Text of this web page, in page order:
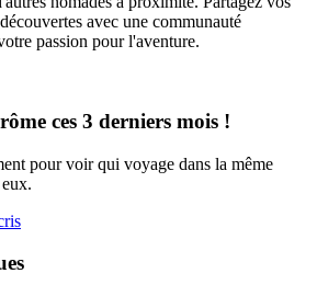
avec une communauté
passion pour l'aventure.
ces 3 derniers mois !
pour voir qui voyage dans la même